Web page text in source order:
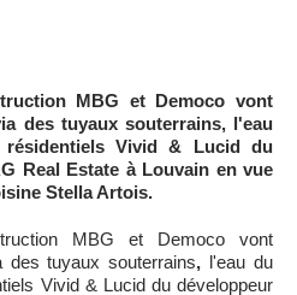
MBG et Democo vont
des tuyaux souterrains, l'eau
Vivid & Lucid du
Real Estate à Louvain en vue
Stella Artois.
MBG et Democo vont
des tuyaux souterrains, l'eau du
Vivid & Lucid du développeur